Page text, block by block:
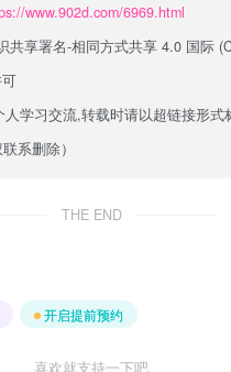
www.902d.com/6969.html
共享署名-相同方式共享 4.0 国际
人学习交流,转载时请以超链接形式
系删除）
THE END
开启提前预约
喜欢就支持一下吧